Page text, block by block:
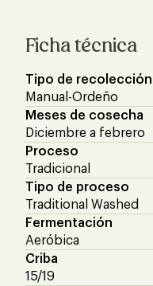
Ficha técnica
Tipo de recolección
Manual-Ordeño
Meses de cosecha
Diciembre a febrero
Proceso
Tradicional
Tipo de proceso
Traditional Washed
Fermentación
Aeróbica
Criba
15/19